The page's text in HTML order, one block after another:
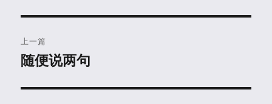
章
上一篇
上
文
随便说两句